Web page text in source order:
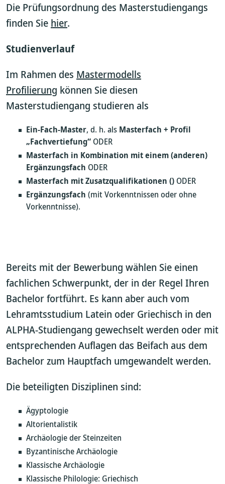
Die Prüfungsordnung des Masterstudiengangs
finden Sie hier.
Studienverlauf
Im Rahmen des Mastermodells
Profilierung können Sie diesen
Masterstudiengang studieren als
Ein-Fach-Master, d. h. als Masterfach + Profil
„Fachvertiefung“ ODER
Masterfach in Kombination mit einem (anderen)
Ergänzungsfach ODER
Masterfach mit Zusatzqualifikationen () ODER
Ergänzungsfach (mit Vorkenntnissen oder ohne
Vorkenntnisse).
Bereits mit der Bewerbung wählen Sie einen
fachlichen Schwerpunkt, der in der Regel Ihren
Bachelor fortführt. Es kann aber auch vom
Lehramtsstudium Latein oder Griechisch in den
ALPHA-Studiengang gewechselt werden oder mit
entsprechenden Auflagen das Beifach aus dem
Bachelor zum Hauptfach umgewandelt werden.
Die beteiligten Disziplinen sind:
Ägyptologie
Altorientalistik
Archäologie der Steinzeiten
Byzantinische Archäologie
Klassische Archäologie
Klassische Philologie: Griechisch